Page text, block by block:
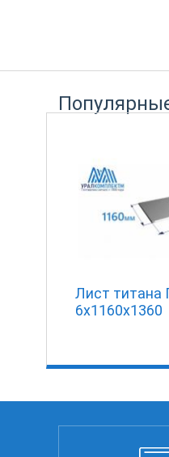
Лист титана
6х1160х1360